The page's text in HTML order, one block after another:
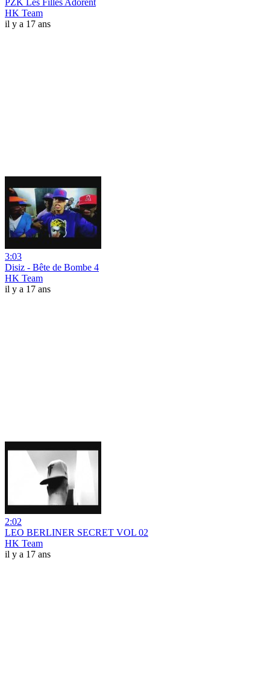
PZK Les Filles Adorent
HK Team
il y a 17 ans
3:03
Disiz - Bête de Bombe 4
HK Team
il y a 17 ans
2:02
LEO BERLINER SECRET VOL 02
HK Team
il y a 17 ans